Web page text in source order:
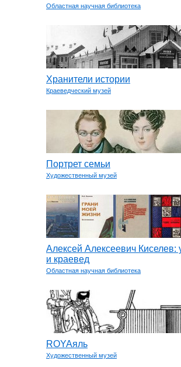
Областная научная библиотека
Хранители истории
Краеведческий музей
Портрет семьи
Художественный музей
Алексей Алексеевич Киселев:
и краевед
Областная научная библиотека
ROYAяль
Художественный музей